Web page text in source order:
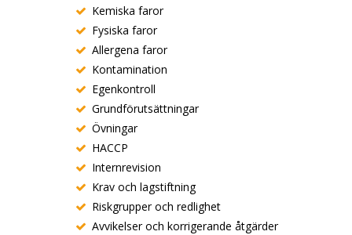
Kemiska faror
Fysiska faror
Allergena faror
Kontamination
Egenkontroll
Grundförutsättningar
Övningar
HACCP
Internrevision
Krav och lagstiftning
Riskgrupper och redlighet
Avvikelser och korrigerande åtgärder